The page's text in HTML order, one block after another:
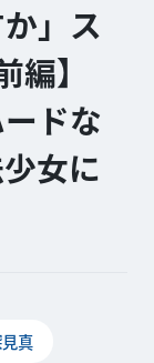
」ス
】
ドな
女に
真